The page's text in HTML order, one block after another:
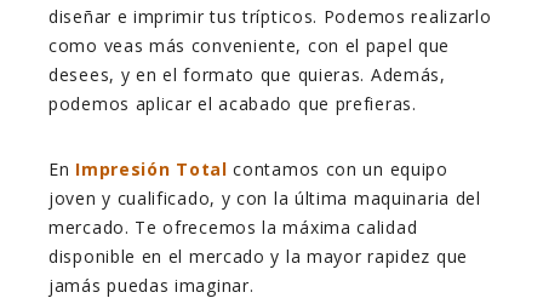
diseñar e imprimir tus trípticos. Podemos realizarlo
como veas más conveniente, con el papel que
desees, y en el formato que quieras. Además,
podemos aplicar el acabado que prefieras.
En Impresión Total contamos con un equipo
joven y cualificado, y con la última maquinaria del
mercado. Te ofrecemos la máxima calidad
disponible en el mercado y la mayor rapidez que
jamás puedas imaginar.